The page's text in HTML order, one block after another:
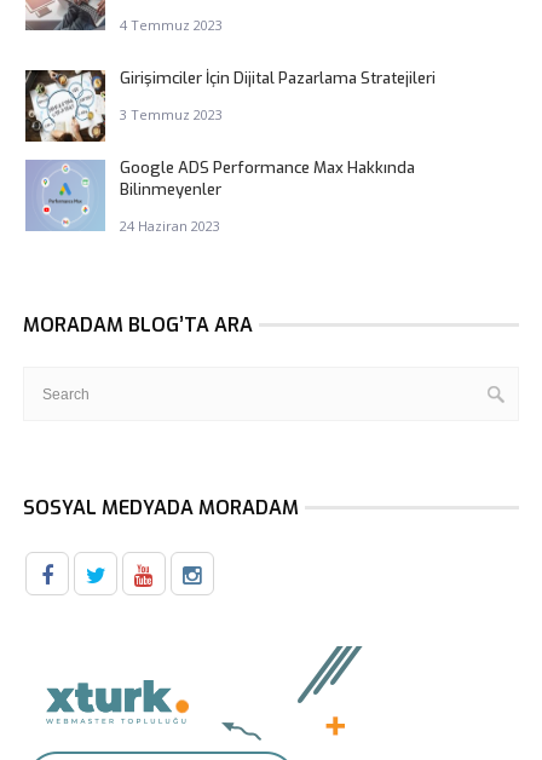
4 Temmuz 2023
Girişimciler İçin Dijital Pazarlama Stratejileri
3 Temmuz 2023
Google ADS Performance Max Hakkında
Bilinmeyenler
24 Haziran 2023
MORADAM BLOG’TA ARA
SOSYAL MEDYADA MORADAM